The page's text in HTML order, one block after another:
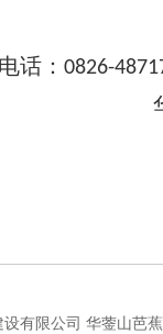
话：0826-
设有限公司 华蓥山芭